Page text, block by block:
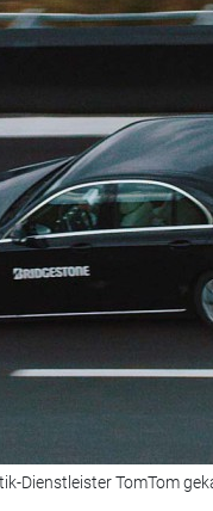
Dienstleister TomTom